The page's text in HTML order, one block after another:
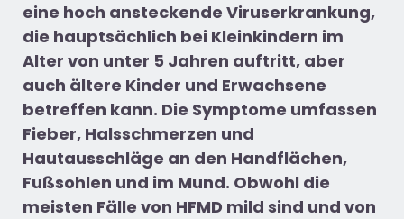
eine hoch ansteckende Viruserkrankung,
die hauptsächlich bei Kleinkindern im
Alter von unter 5 Jahren auftritt, aber
auch ältere Kinder und Erwachsene
betreffen kann. Die Symptome umfassen
Fieber, Halsschmerzen und
Hautausschläge an den Handflächen,
Fußsohlen und im Mund. Obwohl die
meisten Fälle von HFMD mild sind und von